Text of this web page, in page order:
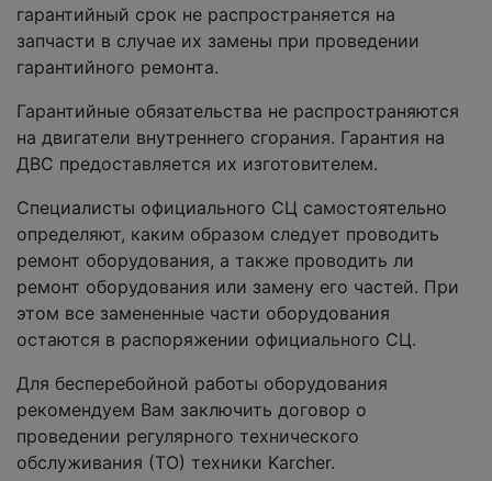
гарантийный срок не распространяется на
запчасти в случае их замены при проведении
гарантийного ремонта.
Гарантийные обязательства не распространяются
на двигатели внутреннего сгорания. Гарантия на
ДВС предоставляется их изготовителем.
Специалисты официального СЦ самостоятельно
определяют, каким образом следует проводить
ремонт оборудования, а также проводить ли
ремонт оборудования или замену его частей. При
этом все замененные части оборудования
остаются в распоряжении официального СЦ.
Для бесперебойной работы оборудования
рекомендуем Вам заключить договор о
проведении регулярного технического
обслуживания (ТО) техники Karcher.